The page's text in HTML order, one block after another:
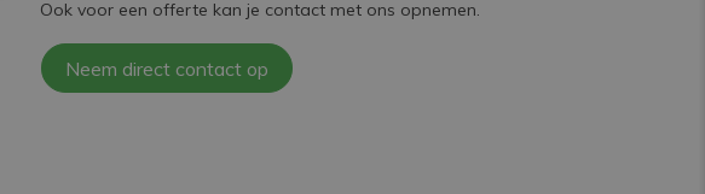
Ook voor een offerte kan je contact met ons opnemen.
Neem direct contact op